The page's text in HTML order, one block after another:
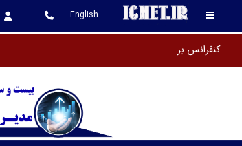
English
کنفرانس برگزار شده و سایت آرشیو گردی